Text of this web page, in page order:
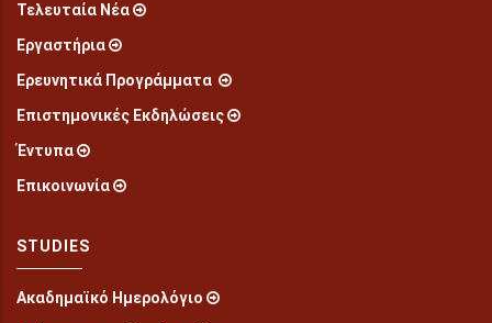
Τελευταία Νέα
Εργαστήρια
Ερευνητικά Προγράμματα
Επιστημονικές Εκδηλώσεις
Έντυπα
Επικοινωνία
STUDIES
Ακαδημαϊκό Ημερολόγιο